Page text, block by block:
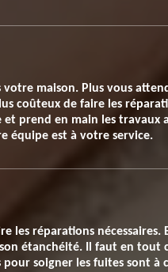
maison. Plus vous
coûteux de faire les
prend en main les travaux
équipe est à votre service.
les réparations nécessaires.
étanchéité. Il faut en tout
soigner les fuites sont à